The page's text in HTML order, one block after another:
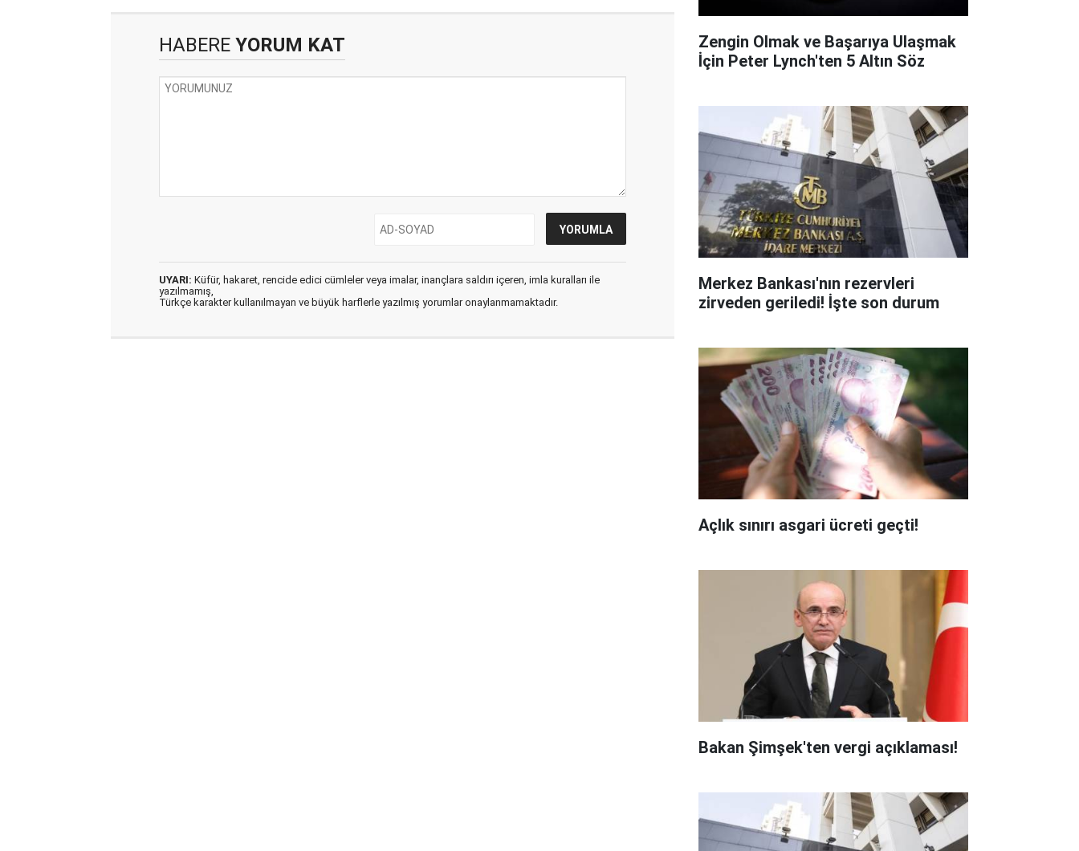
HABERE YORUM KAT
UYARI: Küfür, hakaret, rencide edici cümleler veya imalar, inançlara saldırı içeren, imla kuralları ile
yazılmamış,
Türkçe karakter kullanılmayan ve büyük harflerle yazılmış yorumlar onaylanmamaktadır.
Zengin Olmak ve Başarıya Ulaşmak
İçin Peter Lynch'ten 5 Altın Söz
Merkez Bankası'nın rezervleri
zirveden geriledi! İşte son durum
Açlık sınırı asgari ücreti geçti!
Bakan Şimşek'ten vergi açıklaması!